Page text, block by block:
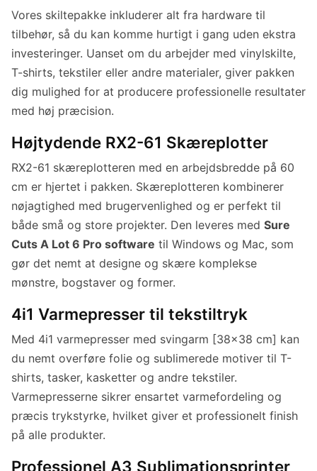
Vores skiltepakke inkluderer alt fra hardware til
tilbehør, så du kan komme hurtigt i gang uden ekstra
investeringer. Uanset om du arbejder med vinylskilte,
T-shirts, tekstiler eller andre materialer, giver pakken
dig mulighed for at producere professionelle resultater
med høj præcision.
Højtydende RX2-61 Skæreplotter
RX2-61 skæreplotteren med en arbejdsbredde på 60
cm er hjertet i pakken. Skæreplotteren kombinerer
nøjagtighed med brugervenlighed og er perfekt til
både små og store projekter. Den leveres med Sure
Cuts A Lot 6 Pro software til Windows og Mac, som
gør det nemt at designe og skære komplekse
mønstre, bogstaver og former.
4i1 Varmepresser til tekstiltryk
Med 4i1 varmepresser med svingarm [38x38 cm] kan
du nemt overføre folie og sublimerede motiver til T-
shirts, tasker, kasketter og andre tekstiler.
Varmepresserne sikrer ensartet varmefordeling og
præcis trykstyrke, hvilket giver et professionelt finish
på alle produkter.
Professionel A3 Sublimationsprinter